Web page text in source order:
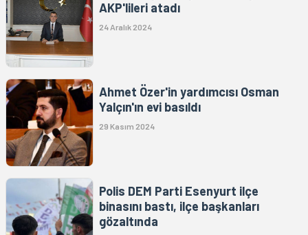
AKP'lileri atadı
24 Aralık 2024
Ahmet Özer'in yardımcısı Osman
Yalçın'ın evi basıldı
29 Kasım 2024
Polis DEM Parti Esenyurt ilçe
binasını bastı, ilçe başkanları
gözaltında